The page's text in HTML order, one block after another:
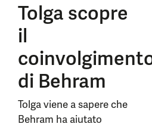
Tolga scopre
il
di Behram
Tolga viene a sapere che
Behram ha aiutato